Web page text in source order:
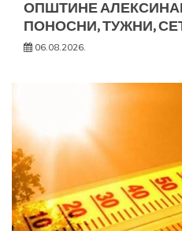
ОПШТИНЕ
ПОНОСНИ, ТУЖНИ,
06.08.2026.